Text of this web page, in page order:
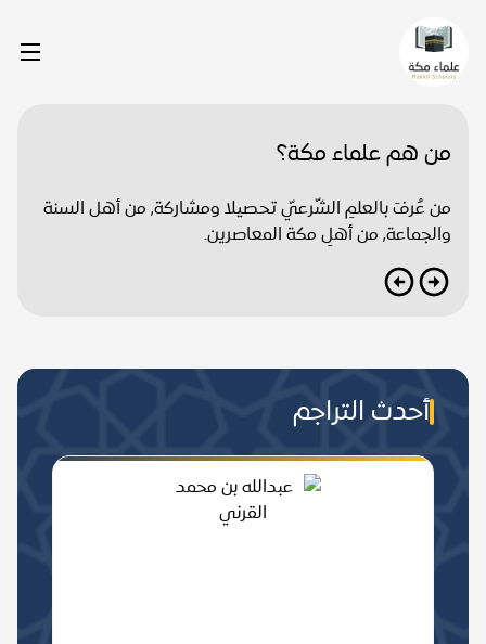
من هم علماء مكة؟
من عُرفَ بالعلمِ الشّرعيّ تحصيلا ومشاركة, من أهل السنة
والجماعة, من أهلِ مكة المعاصرين.
أحدث التراجم